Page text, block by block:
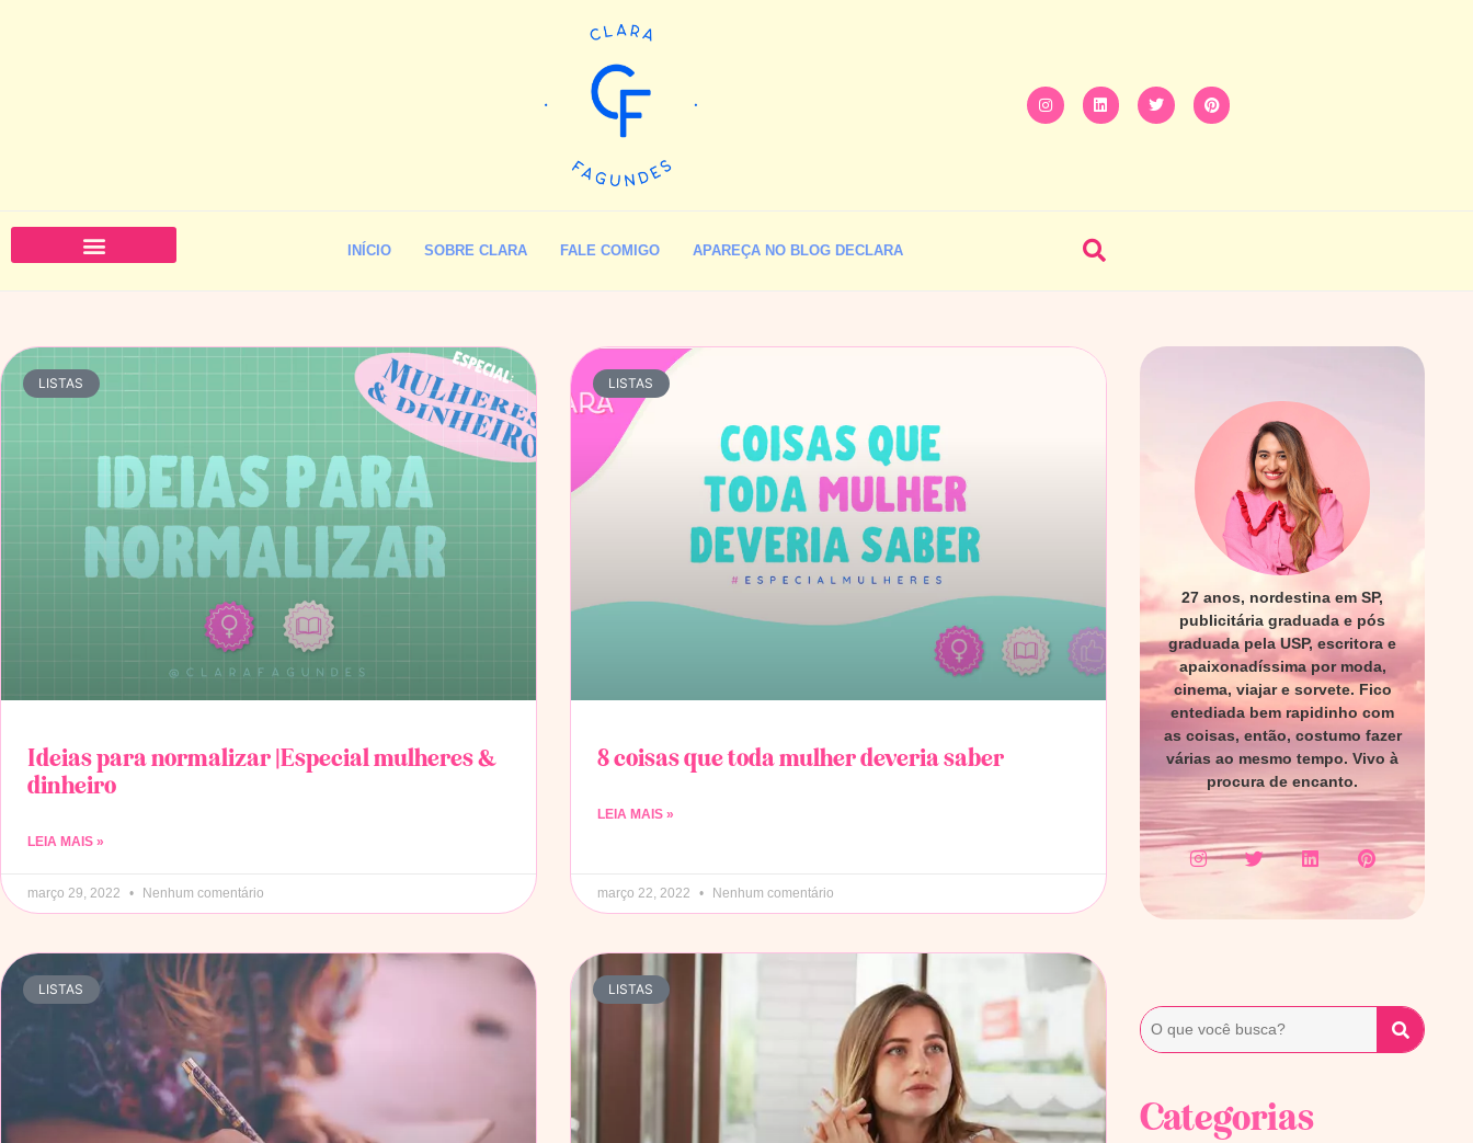
INÍCIO SOBRE CLARA FALE COMIGO APAREÇA NO BLOG DECLARA
LISTAS
Ideias para normalizar |Especial mulheres &
dinheiro
LEIA MAIS »
março 29, 2022 Nenhum comentário
LISTAS
8 coisas que toda mulher deveria saber
LEIA MAIS »
março 22, 2022 Nenhum comentário
LISTAS LISTAS
27 anos, nordestina em SP,
publicitária graduada e pós
graduada pela USP, escritora e
apaixonadíssima por moda,
cinema, viajar e sorvete. Fico
entediada bem rapidinho com
as coisas, então, costumo fazer
várias ao mesmo tempo. Vivo à
procura de encanto.
Categorias